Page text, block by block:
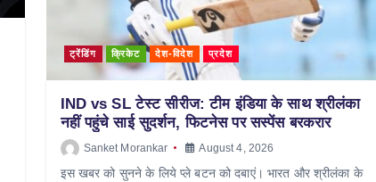
ट्रेंडिंग क्रिकेट देश-विदेश प्रदेश
IND vs SL टेस्ट सीरीज: टीम इंडिया के साथ श्रीलंका
नहीं पहुंचे साई सुदर्शन, फिटनेस पर सस्पेंस बरकरार
Sanket Morankar August 4, 2026
इस खबर को सुनने के लिये प्ले बटन को दबाएं। भारत और श्रीलंका के